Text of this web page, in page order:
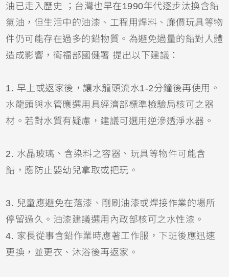
油已走入歷史 ；台灣也早在1990年代逐步汰換含鉛
氣油，但生活中的油漆、工程用焊料、廉價玩具等物
件仍可能存在過多的鉛物質。為避免過量的鉛對人體
造成影響，衛福部國健署 提出以下建議：
1. 早上或返家後，讓水龍頭流水1-2分鐘後再使用。
水龍頭與水管應選用具經濟部標準檢驗局核可之器
材。若對水質有疑慮，建議可選用逆滲透淨水器。
2. 水晶玻璃、含染料之容器、玩具等物件可能含
鉛，應防止嬰幼兒拿取或把玩。
3. 兒童應避免在落漆、剛刷油漆或焊接作業的場所
停留過久。油漆建議選用內政部核可之水性漆。
4. 家長從事含鉛作業時應著工作服，下班後應迅速
更換，並更衣、沐浴後再返家。